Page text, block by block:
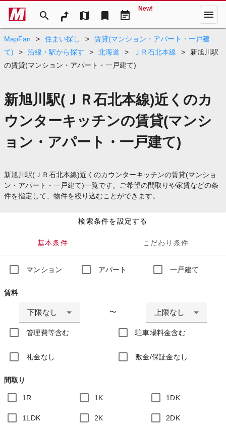
search map bookmark event_note
New! menu
MapFan > 住まい探し >
賃貸(マンション・アパート・一戸建
て)
> 沿線・駅から探す > 北海道 > ＪＲ石北本線 >
新旭川駅
の賃貸(マンション・アパート・一戸建て)
新旭川駅(ＪＲ石北本線)近くのカ
ウンターキッチンの賃貸(マンシ
ョン・アパート・一戸建て)
新旭川駅(ＪＲ石北本線)近くのカウンターキッチンの賃貸(マンショ
ン・アパート・一戸建て)一覧です。ご希望の間取りや家賃などの条
件を指定して、物件を絞り込むことができます。
検索条件を設定する
基本条件 こだわり条件
マンション アパート 一戸建て
賃料
下限なし 〜 上限なし
管理費等含む 駐車場料金含む
礼金なし 敷金/保証金なし
間取り
1R 1K 1DK
1LDK 2K 2DK